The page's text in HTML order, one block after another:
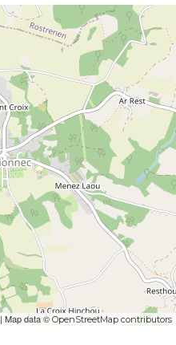
| Map data ©OpenStreetMap contributors